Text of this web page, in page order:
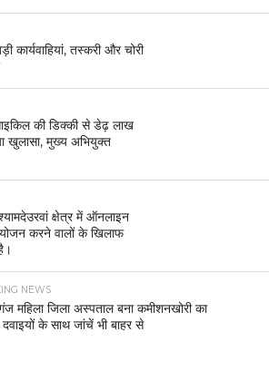
कार्यवाहियां, तस्करी और चोरी
की डिक्की से डेढ़ लाख
खुलासा, मुख्य अभियुक्त
क्षेत्र में ऑनलाइन
करने वालों के खिलाफ
NEWS
महिला जिला अस्पताल बना कमीशनखोरी का
के साथ जांचें भी बाहर से